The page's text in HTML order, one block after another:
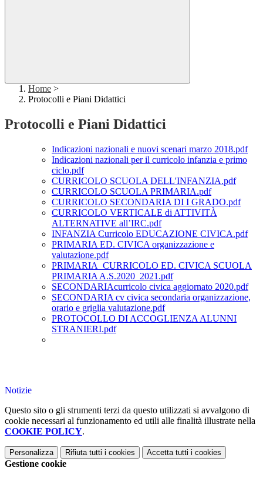
Home >
Protocolli e Piani Didattici
Protocolli e Piani Didattici
Indicazioni nazionali e nuovi scenari marzo 2018.pdf
Indicazioni nazionali per il curricolo infanzia e primo
ciclo.pdf
CURRICOLO SCUOLA DELL'INFANZIA.pdf
CURRICOLO SCUOLA PRIMARIA.pdf
CURRICOLO SECONDARIA DI I GRADO.pdf
CURRICOLO VERTICALE di ATTIVITÀ
ALTERNATIVE all’IRC.pdf
INFANZIA Curricolo EDUCAZIONE CIVICA.pdf
PRIMARIA ED. CIVICA organizzazione e
valutazione.pdf
PRIMARIA_CURRICOLO ED. CIVICA SCUOLA
PRIMARIA A.S.2020_2021.pdf
SECONDARIAcurricolo civica aggiornato 2020.pdf
SECONDARIA cv civica secondaria organizzazione,
orario e griglia valutazione.pdf
PROTOCOLLO DI ACCOGLIENZA ALUNNI
STRANIERI.pdf
Notizie
Questo sito o gli strumenti terzi da questo utilizzati si avvalgono di
cookie necessari al funzionamento ed utili alle finalità illustrate nella
COOKIE POLICY.
Personalizza Rifiuta tutti i cookies Accetta tutti i cookies
Gestione cookie